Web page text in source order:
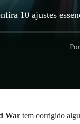
10 ajustes
Por
War tem corrigido